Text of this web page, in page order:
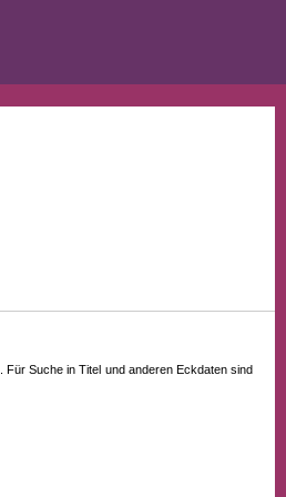
. Für Suche in Titel und anderen Eckdaten sind